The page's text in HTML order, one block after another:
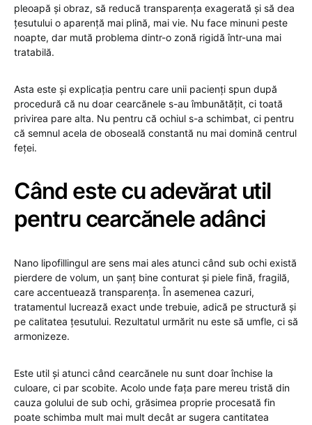
pleoapă și obraz, să reducă transparența exagerată și să dea
țesutului o aparență mai plină, mai vie. Nu face minuni peste
noapte, dar mută problema dintr-o zonă rigidă într-una mai
tratabilă.
Asta este și explicația pentru care unii pacienți spun după
procedură că nu doar cearcănele s-au îmbunătățit, ci toată
privirea pare alta. Nu pentru că ochiul s-a schimbat, ci pentru
că semnul acela de oboseală constantă nu mai domină centrul
feței.
Când este cu adevărat util
pentru cearcănele adânci
Nano lipofillingul are sens mai ales atunci când sub ochi există
pierdere de volum, un șanț bine conturat și piele fină, fragilă,
care accentuează transparența. În asemenea cazuri,
tratamentul lucrează exact unde trebuie, adică pe structură și
pe calitatea țesutului. Rezultatul urmărit nu este să umfle, ci să
armonizeze.
Este util și atunci când cearcănele nu sunt doar închise la
culoare, ci par scobite. Acolo unde fața pare mereu tristă din
cauza golului de sub ochi, grăsimea proprie procesată fin
poate schimba mult mai mult decât ar sugera cantitatea